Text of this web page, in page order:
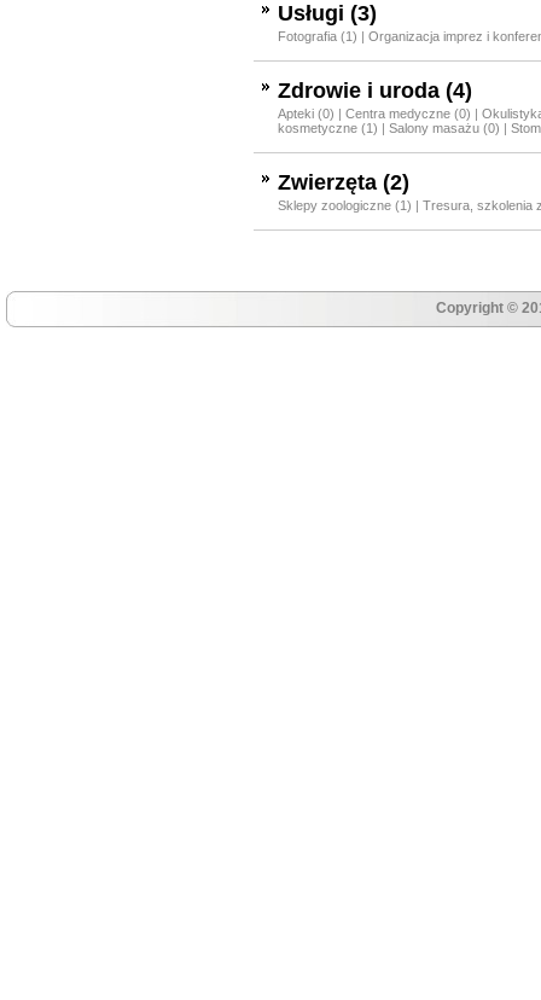
Usługi (3)
Fotografia (1) | Organizacja imprez i
Zdrowie i uroda (4)
Apteki (0) | Centra medyczne (0) |
kosmetyczne (1) | Salony masażu (0) |
Zwierzęta (2)
Sklepy zoologiczne (1) | Tresura, szkolenia
Copyright ©